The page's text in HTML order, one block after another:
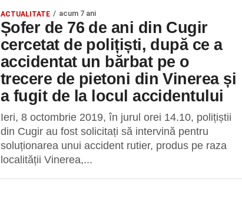
ACTUALITATE acum 7 ani
Șofer de 76 de ani din Cugir
cercetat de polițiști, după ce a
accidentat un bărbat pe o
trecere de pietoni din Vinerea și
a fugit de la locul accidentului
Ieri, 8 octombrie 2019, în jurul orei 14.10, polițiștii
din Cugir au fost solicitați să intervină pentru
soluționarea unui accident rutier, produs pe raza
localității Vinerea,...